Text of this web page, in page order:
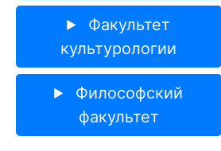
Факультет
культурологии
Философский
факультет